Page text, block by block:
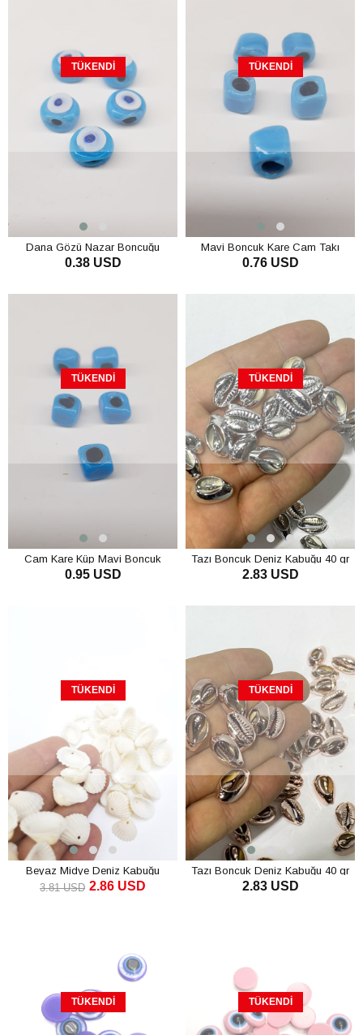
TÜKENDI
Dana Gözü Nazar Boncuğu
Turkuaz Mavi
0.38 USD
TÜKENDI
Mavi Boncuk Kare Cam Takı
Boncuğu
0.76 USD
TÜKENDI
Cam Kare Küp Mavi Boncuk
0.95 USD
TÜKENDI
Tazı Boncuk Deniz Kabuğu 40 gr
2.83 USD
TÜKENDI
Beyaz Midye Deniz Kabuğu
2.86 USD
3.81 USD
TÜKENDI
Tazı Boncuk Deniz Kabuğu 40 gr
2.83 USD
TÜKENDI TÜKENDI